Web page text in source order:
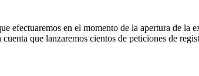
efectuaremos en el momento de la apertura de la
que lanzaremos cientos de peticiones de